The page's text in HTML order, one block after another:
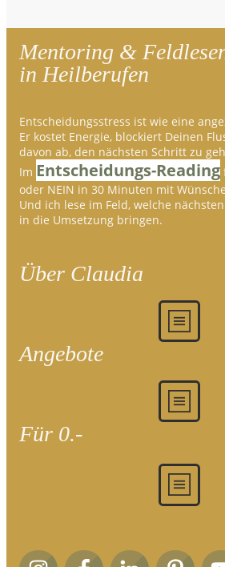
Mentoring &
in Heilberufen
Entscheidungsstress ist wie eine
Er kostet Energie, blockiert Deinen
davon ab, den nächsten Schritt zu
Im Entscheidungs-Reading
oder NEIN in 30 Minuten mit
Und ich lese im Feld, welche
in die Umsetzung bringen.
Über Claudia
Angebote
Für 0.-